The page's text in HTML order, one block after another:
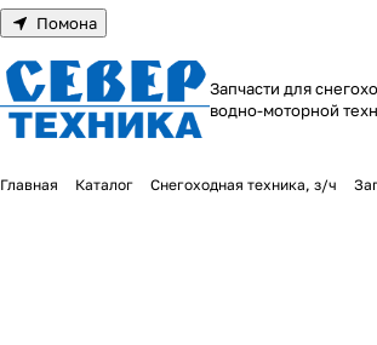
Помона
Запчасти для
водно-моторной
Главная Каталог Снегоходная техника, з/ч